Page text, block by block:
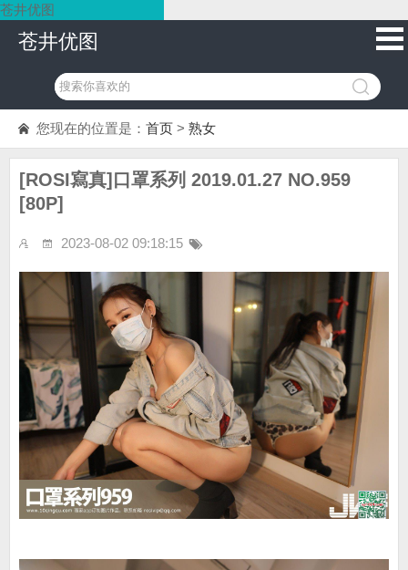
苍井优图
苍井优图
您现在的位置是： 首页 > 熟女
[ROSI寫真]口罩系列 2019.01.27 NO.959
[80P]
2023-08-02 09:18:15